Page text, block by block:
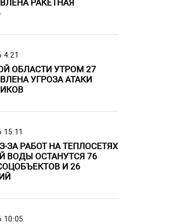
РАКЕТНАЯ
4:21
ОБЛАСТИ УТРОМ 27
УГРОЗА АТАКИ
15:11
ЗА РАБОТ НА ТЕПЛОСЕТЯХ
ВОДЫ ОСТАНУТСЯ 76
И 26
10:05